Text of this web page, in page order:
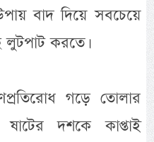
বাদ দিয়ে সবচেয়ে
লুটপাট করতে।
গড়ে তোলার
দশকে কাপ্তাই